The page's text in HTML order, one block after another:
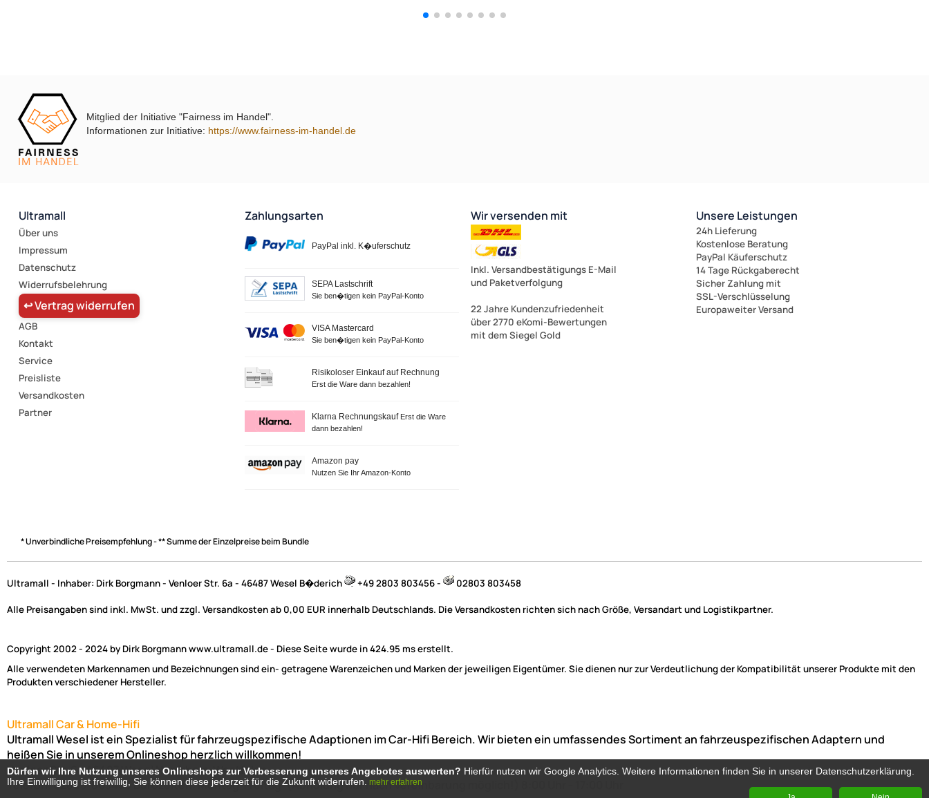
Mitglied der Initiative "Fairness im Handel".
Informationen zur Initiative: https://www.fairness-im-handel.de
Ultramall
Über uns
Impressum
Datenschutz
Widerrufsbelehrung
↩ Vertrag widerrufen
AGB
Kontakt
Service
Preisliste
Versandkosten
Partner
Zahlungsarten
PayPal inkl. K�uferschutz
SEPA Lastschrift
Sie ben�tigen kein PayPal-Konto
VISA Mastercard
Sie ben�tigen kein PayPal-Konto
Risikoloser Einkauf auf Rechnung
Erst die Ware dann bezahlen!
Klarna Rechnungskauf Erst die Ware
dann bezahlen!
Amazon pay
Nutzen Sie Ihr Amazon-Konto
Wir versenden mit
Inkl. Versandbestätigungs E-Mail
und Paketverfolgung
22 Jahre Kundenzufriedenheit
über 2770 eKomi-Bewertungen
mit dem Siegel Gold
Unsere Leistungen
24h Lieferung
Kostenlose Beratung
PayPal Käuferschutz
14 Tage Rückgaberecht
Sicher Zahlung mit
SSL-Verschlüsselung
Europaweiter Versand
* Unverbindliche Preisempfehlung - ** Summe der Einzelpreise beim Bundle
Ultramall - Inhaber: Dirk Borgmann - Venloer Str. 6a - 46487 Wesel B�derich +49 2803 803456 - 02803 803458
Alle Preisangaben sind inkl. MwSt. und zzgl. Versandkosten ab 0,00 EUR innerhalb Deutschlands. Die Versandkosten richten sich nach Größe, Versandart und Logistikpartner.
Copyright 2002 - 2024 by Dirk Borgmann www.ultramall.de - Diese Seite wurde in 424.95 ms erstellt.
Alle verwendeten Markennamen und Bezeichnungen sind ein- getragene Warenzeichen und Marken der jeweiligen Eigentümer. Sie dienen nur zur Verdeutlichung der Kompatibilität unserer Produkte mit den
Produkten verschiedener Hersteller.
Ultramall Car & Home-Hifi
Ultramall Wesel ist ein Spezialist für fahrzeugspezifische Adaptionen im Car-Hifi Bereich. Wir bieten ein umfassendes Sortiment an fahrzeuspezifischen Adaptern und
heißen Sie in unserem Onlineshop herzlich willkommen!
Venloer Str. 6a46487 WeselNordrhein-Westfalen
Telefon:02803-803456 Bürozeiten: Montag-Freitag: (Abholung nur nach Vereinbarung möglich!)
Dürfen wir Ihre Nutzung unseres Onlineshops zur Verbesserung unseres Angebotes auswerten? Hierfür nutzen wir Google Analytics. Weitere Informationen finden Sie in unserer Datenschutzerklärung.
Ihre Einwilligung ist freiwillig, Sie können diese jederzeit für die Zukunft widerrufen.
mehr erfahren
Dürfen wir Ihre Nutzung unseres Onlineshops zur Verbesserung unseres Angebotes auswerten? Hierfür nutzen wir Google Analytics. Weitere Informationen finden Sie in unserer Datenschutzerklärung.
Ihre Einwilligung ist freiwillig, Sie können diese jederzeit für die Zukunft widerrufen.
mehr erfahren